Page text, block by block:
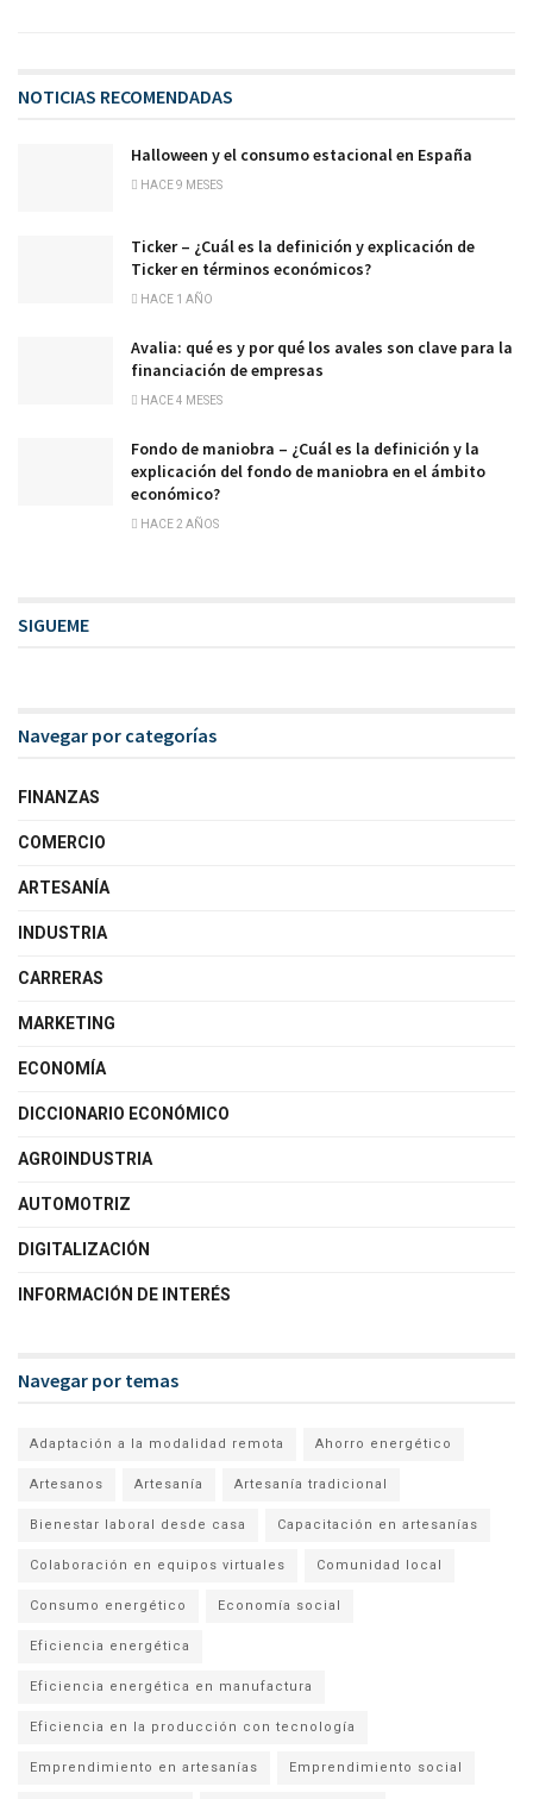
NOTICIAS RECOMENDADAS
Halloween y el consumo estacional en España
HACE 9 MESES
Ticker – ¿Cuál es la definición y explicación de
Ticker en términos económicos?
HACE 1 AÑO
Avalia: qué es y por qué los avales son clave para la
financiación de empresas
HACE 4 MESES
Fondo de maniobra – ¿Cuál es la definición y la
explicación del fondo de maniobra en el ámbito
económico?
HACE 2 AÑOS
SIGUEME
Navegar por categorías
FINANZAS
COMERCIO
ARTESANÍA
INDUSTRIA
CARRERAS
MARKETING
ECONOMÍA
DICCIONARIO ECONÓMICO
AGROINDUSTRIA
AUTOMOTRIZ
DIGITALIZACIÓN
INFORMACIÓN DE INTERÉS
Navegar por temas
Adaptación a la modalidad remota Ahorro energético
Artesanos Artesanía Artesanía tradicional
Bienestar laboral desde casa Capacitación en artesanías
Colaboración en equipos virtuales Comunidad local
Consumo energético Economía social
Eficiencia energética
Eficiencia energética en manufactura
Eficiencia en la producción con tecnología
Emprendimiento en artesanías Emprendimiento social